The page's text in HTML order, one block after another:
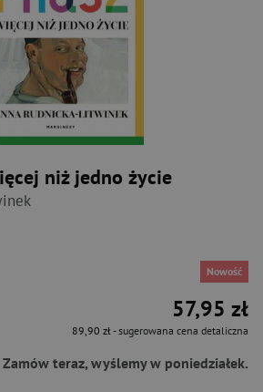
niż jedno życie
Nowość
57,95 zł
89,90 zł- sugerowana cena detaliczna
Zamów teraz, wyślemy w poniedziałek.